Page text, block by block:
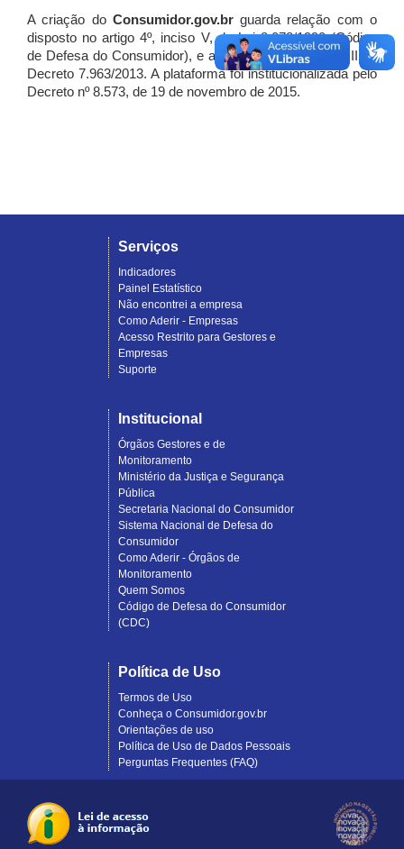
A criação do Consumidor.gov.brguarda relação com o
disposto no artigo 4º, inciso V, da Lei 8.078/1990 (Código
de Defesa do Consumidor), e artigo 7º, incisos I, II e III do
Decreto 7.963/2013. A plataforma foi institucionalizada pelo
Decreto nº 8.573, de 19 de novembro de 2015.
Serviços
Indicadores
Painel Estatístico
Não encontrei a empresa
Como Aderir - Empresas
Acesso Restrito para Gestores e
Empresas
Suporte
Institucional
Órgãos Gestores e de
Monitoramento
Ministério da Justiça e Segurança
Pública
Secretaria Nacional do Consumidor
Sistema Nacional de Defesa do
Consumidor
Como Aderir - Órgãos de
Monitoramento
Quem Somos
Código de Defesa do Consumidor
(CDC)
Política de Uso
Termos de Uso
Conheça o Consumidor.gov.br
Orientações de uso
Política de Uso de Dados Pessoais
Perguntas Frequentes (FAQ)